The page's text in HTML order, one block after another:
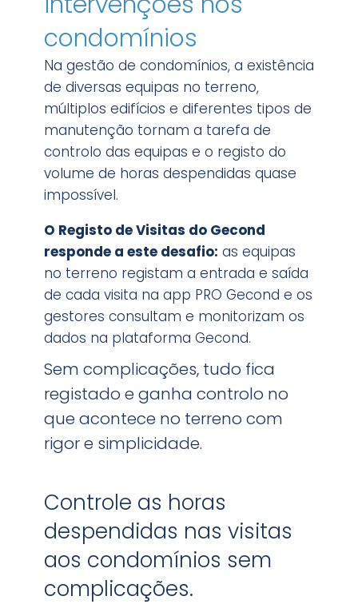
condomínios
Na gestão de condomínios, a existência
de diversas equipas no terreno,
múltiplos edifícios e diferentes tipos de
manutenção tornam a tarefa de
controlo das equipas e o registo do
volume de horas despendidas quase
impossível.
O Registo de Visitas do Gecond
responde a este desafio: as equipas
no terreno registam a entrada e saída
de cada visita na app PRO Gecond e os
gestores consultam e monitorizam os
dados na plataforma Gecond.
Sem complicações, tudo fica
registado e ganha controlo no
que acontece no terreno com
rigor e simplicidade.
Controle as horas
despendidas nas visitas
aos condomínios sem
complicações.